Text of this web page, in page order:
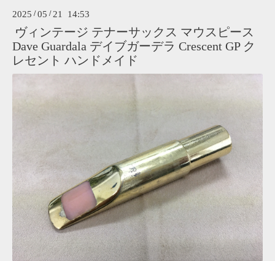
2025 /05 / 21 14:53
ヴィンテージ テナーサックス マウスピース
Dave Guardala デイブガーデラ Crescent GP ク
レセント ハンドメイド